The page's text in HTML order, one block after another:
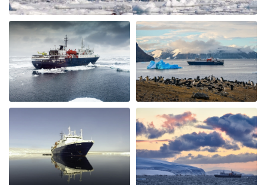
disappointing, annoying and shocking to me.they
didn't respect nature and I hardly could enjoy the
silence of the Arctic as advertised. The food and crew
was adorable.
Spitzbergen intensiv
por SIBYLLE CLAUDIA HENNY RAKESEDER El Ártico
Eine eindrückliche Reise, tolle Natur & Tierwelt. Das
Expeditionsteam ist hervorragend und verfügt über ein